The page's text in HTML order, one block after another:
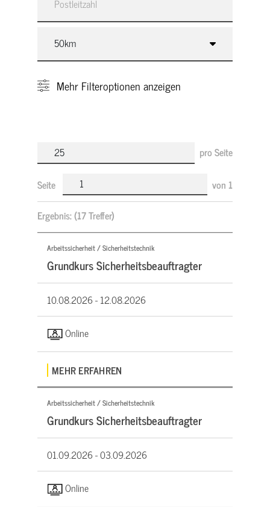
Mehr Filteroptionen anzeigen
pro Seite
Seite von 1
Ergebnis:(17 Treffer)
Arbeitssicherheit / Sicherheitstechnik
Grundkurs Sicherheitsbeauftragter
10.08.2026 -12.08.2026
Online
MEHR ERFAHREN
Arbeitssicherheit / Sicherheitstechnik
Grundkurs Sicherheitsbeauftragter
01.09.2026 -03.09.2026
Online